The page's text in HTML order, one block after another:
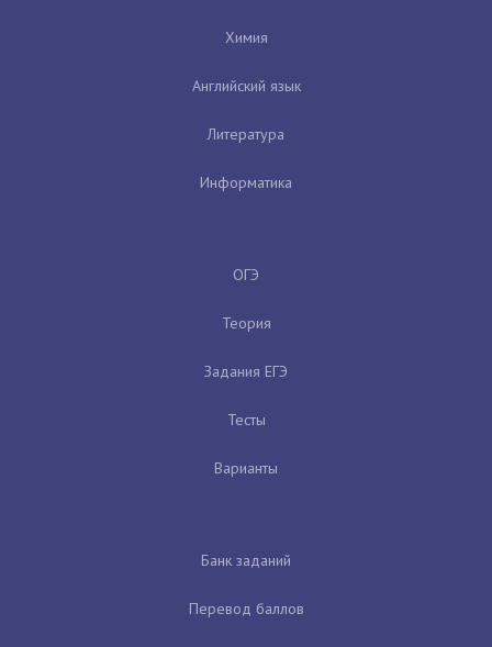
Химия
Английский язык
Литература
Информатика
ОГЭ
Теория
Задания ЕГЭ
Тесты
Варианты
Банк заданий
Перевод баллов